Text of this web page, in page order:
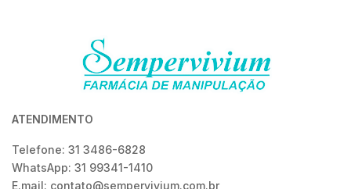
ATENDIMENTO
Telefone: 31 3486-6828
WhatsApp: 31 99341-1410
E.mail: contato@sempervivium.com.br